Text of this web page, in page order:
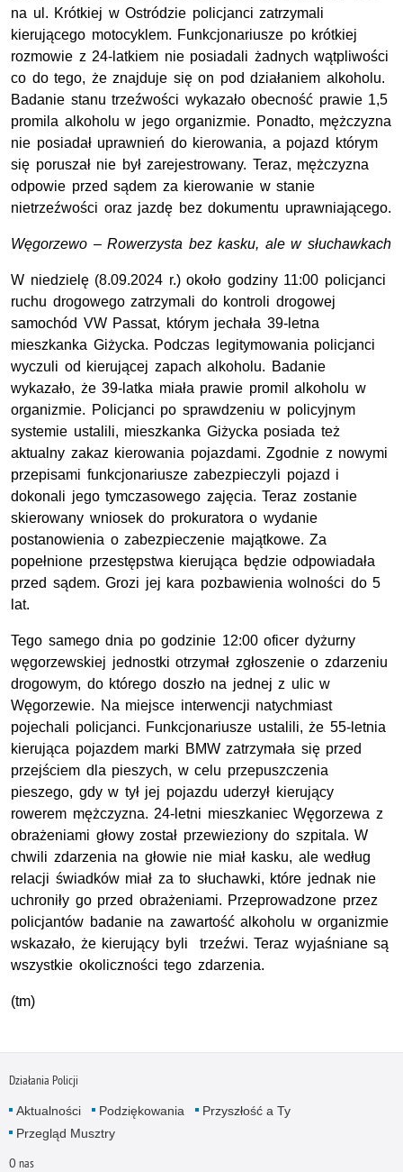
na ul. Krótkiej w Ostródzie policjanci zatrzymali
kierującego motocyklem. Funkcjonariusze po krótkiej
rozmowie z 24-latkiem nie posiadali żadnych wątpliwości
co do tego, że znajduje się on pod działaniem alkoholu.
Badanie stanu trzeźwości wykazało obecność prawie 1,5
promila alkoholu w jego organizmie. Ponadto, mężczyzna
nie posiadał uprawnień do kierowania, a pojazd którym
się poruszał nie był zarejestrowany. Teraz, mężczyzna
odpowie przed sądem za kierowanie w stanie
nietrzeźwości oraz jazdę bez dokumentu uprawniającego.
Węgorzewo – Rowerzysta bez kasku, ale w słuchawkach
W niedzielę (8.09.2024 r.) około godziny 11:00 policjanci
ruchu drogowego zatrzymali do kontroli drogowej
samochód VW Passat, którym jechała 39-letna
mieszkanka Giżycka. Podczas legitymowania policjanci
wyczuli od kierującej zapach alkoholu. Badanie
wykazało, że 39-latka miała prawie promil alkoholu w
organizmie. Policjanci po sprawdzeniu w policyjnym
systemie ustalili, mieszkanka Giżycka posiada też
aktualny zakaz kierowania pojazdami. Zgodnie z nowymi
przepisami funkcjonariusze zabezpieczyli pojazd i
dokonali jego tymczasowego zajęcia. Teraz zostanie
skierowany wniosek do prokuratora o wydanie
postanowienia o zabezpieczenie majątkowe. Za
popełnione przestępstwa kierująca będzie odpowiadała
przed sądem. Grozi jej kara pozbawienia wolności do 5
lat.
Tego samego dnia po godzinie 12:00 oficer dyżurny
węgorzewskiej jednostki otrzymał zgłoszenie o zdarzeniu
drogowym, do którego doszło na jednej z ulic w
Węgorzewie. Na miejsce interwencji natychmiast
pojechali policjanci. Funkcjonariusze ustalili, że 55-letnia
kierująca pojazdem marki BMW zatrzymała się przed
przejściem dla pieszych, w celu przepuszczenia
pieszego, gdy w tył jej pojazdu uderzył kierujący
rowerem mężczyzna. 24-letni mieszkaniec Węgorzewa z
obrażeniami głowy został przewieziony do szpitala. W
chwili zdarzenia na głowie nie miał kasku, ale według
relacji świadków miał za to słuchawki, które jednak nie
uchroniły go przed obrażeniami. Przeprowadzone przez
policjantów badanie na zawartość alkoholu w organizmie
wskazało, że kierujący byli trzeźwi. Teraz wyjaśniane są
wszystkie okoliczności tego zdarzenia.
(tm)
Działania Policji
Aktualności Podziękowania
Przyszłość a Ty
Przegląd Musztry
O nas